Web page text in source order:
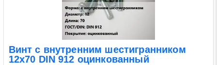
Винт с внутренним шестигранником
12х70 DIN 912 оцинкованный